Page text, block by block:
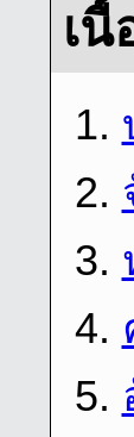
เนื้
1.
2.
3.
4.
5.